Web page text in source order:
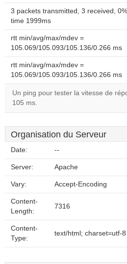
3 packets transmitted, 3 received,
time 1999ms
rtt min/avg/max/mdev =
105.069/105.093/105.136/0.266 ms
rtt min/avg/max/mdev =
105.069/105.093/105.136/0.266 ms
Un ping pour tester la vitesse de
105 ms.
Organisation du Serveur
Date: --
Server: Apache
Vary: Accept-Encoding
Content-
Length:
7316
Content-
Type:
text/html; charset=utf-8